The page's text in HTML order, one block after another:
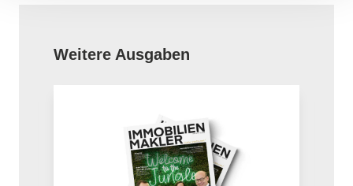
Produktgalerie überspringen
Weitere Ausgaben